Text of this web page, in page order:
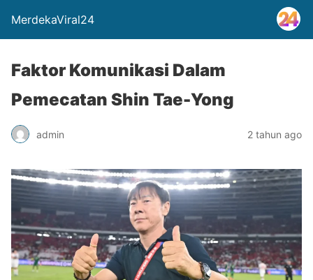
MerdekaViral24
Faktor Komunikasi Dalam
Pemecatan Shin Tae-Yong
admin 2 tahun ago